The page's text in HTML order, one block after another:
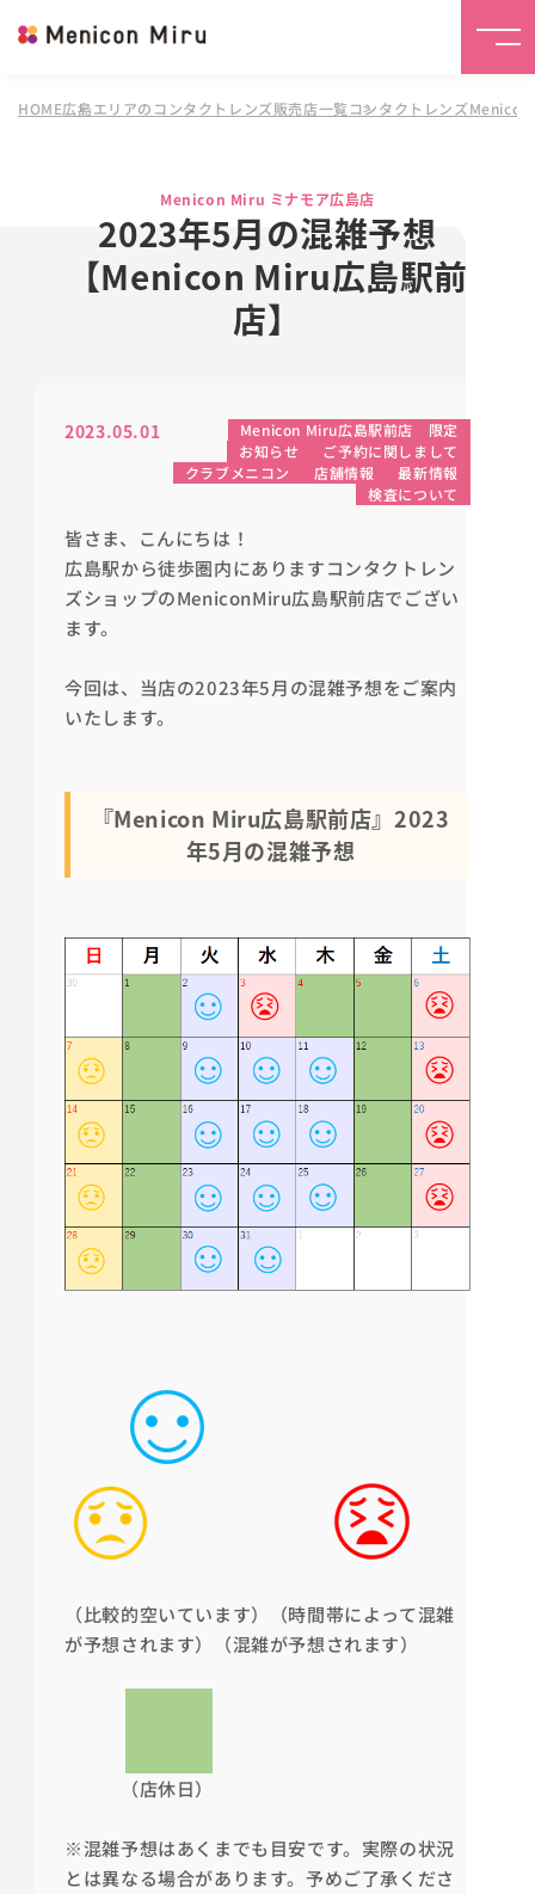
HOME広島エリアのコンタクトレンズ販売店一覧コンタクトレンズ
Menicon Miru ミナモア広島店
2023年5月の混雑予想
【Menicon Miru広島駅前
店】
2023.05.01
Menicon Miru広島駅前店 限定
お知らせ
ご予約に関しまして
クラブメニコン
店舗情報
最新情報
検査について
皆さま、こんにちは！
広島駅から徒歩圏内にありますコンタクトレン
ズショップのMeniconMiru広島駅前店でござい
ます。
今回は、当店の2023年5月の混雑予想をご案内
いたします。
『Menicon Miru広島駅前店』2023
年5月の混雑予想
（比較的空いています）（時間帯によって混雑
が予想されます）（混雑が予想されます）
（店休日）
※混雑予想はあくまでも目安です。実際の状況
とは異なる場合があります。予めご了承くださ